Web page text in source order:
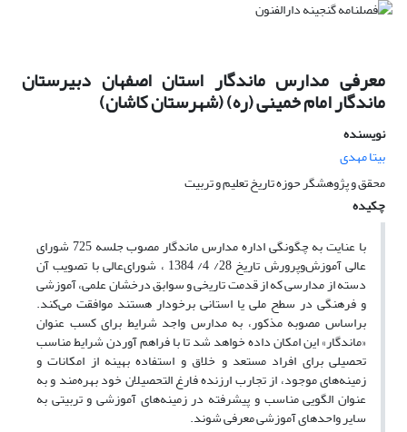
معرفی مدارس ماندگار استان اصفهان دبیرستان
ماندگار امام خمینی (ره) (شهرستان کاشان)
نویسنده
بیتا مهدی
محقق و پژوهشگر حوزه تاریخ تعلیم و تربیت
چکیده
با عنایت به چگونگی اداره مدارس ماندگار مصوب جلسه 725 شورای
عالی آموزش‌وپرورش تاریخ 28/ 4/ 1384 ، شورای‌عالی با تصویب آن
دسته از مدارسی که از قدمت تاریخی و سوابق درخشان علمی، آموزشی
و فرهنگی در سطح ملی یا استانی برخودار هستند موافقت می‌کند.
براساس مصوبه مذکور، به مدارس واجد شرایط برای کسب عنوان
«ماندگار» این امکان داده خواهد شد تا با فراهم آوردن شرایط مناسب
تحصیلی برای افراد مستعد و خلاق و استفاده بهینه از امکانات و
زمینه‌های موجود، از تجارب ارزنده فارغ التحصیلان خود بهره‌مند و به
عنوان الگویی مناسب و پیشرفته در زمینه‌های آموزشی و تربیتی به
سایر واحدهای آموزشی معرفی شوند.